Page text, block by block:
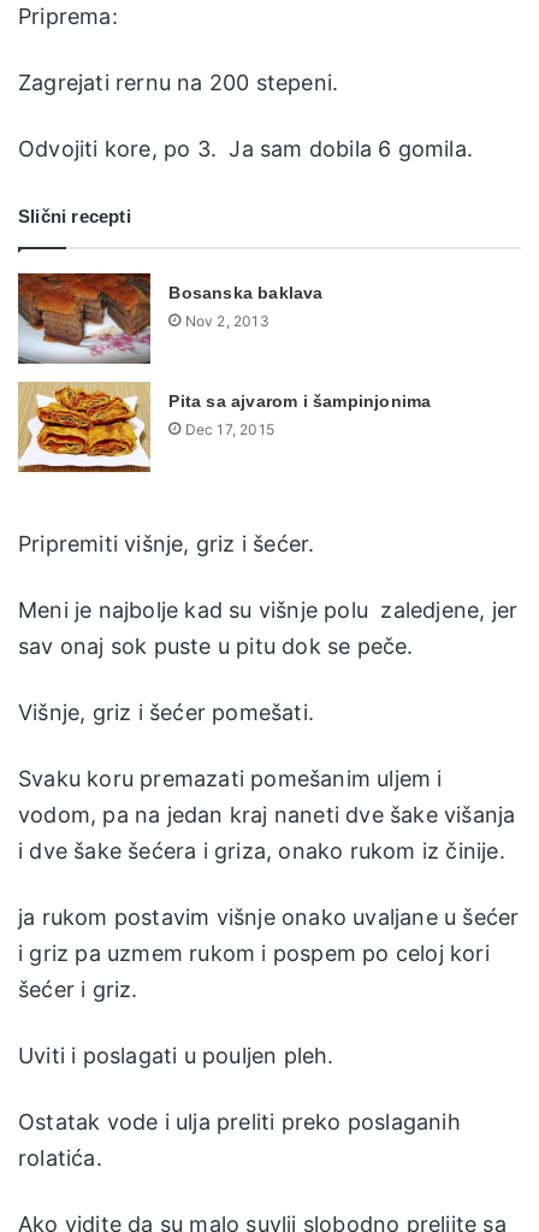
Priprema:
Zagrejati rernu na 200 stepeni.
Odvojiti kore, po 3. Ja sam dobila 6 gomila.
Slični recepti
Bosanska baklava
Nov 2, 2013
Pita sa ajvarom i šampinjonima
Dec 17, 2015
Pripremiti višnje, griz i šećer.
Meni je najbolje kad su višnje polu zaledjene, jer
sav onaj sok puste u pitu dok se peče.
Višnje, griz i šećer pomešati.
Svaku koru premazati pomešanim uljem i
vodom, pa na jedan kraj naneti dve šake višanja
i dve šake šećera i griza, onako rukom iz činije.
ja rukom postavim višnje onako uvaljane u šećer
i griz pa uzmem rukom i pospem po celoj kori
šećer i griz.
Uviti i poslagati u pouljen pleh.
Ostatak vode i ulja preliti preko poslaganih
rolatića.
Ako vidite da su malo suvlji slobodno prelijte sa